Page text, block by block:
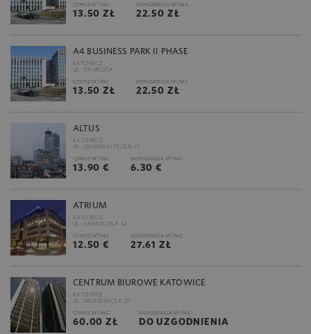
CZYNSZ M2 /M-C
13.50 ZŁ
EKSPLOATACJA M2 /M-C
22.50 ZŁ
A4 BUSINESS PARK II PHASE
KATOWICE
UL. DAMROTA
CZYNSZ M2 /M-C
13.50 ZŁ
EKSPLOATACJA M2 /M-C
22.50 ZŁ
ALTUS
KATOWICE
UL. UNIWERSYTECKA 13
CZYNSZ M2 /M-C
13.90 €
EKSPLOATACJA M2 /M-C
6.30 €
ATRIUM
KATOWICE
UL. GRANICZNA 54
CZYNSZ M2 /M-C
12.50 €
EKSPLOATACJA M2 /M-C
27.61 ZŁ
CENTRUM BIUROWE KATOWICE
KATOWICE
UL. MICKIEWICZA 29
CZYNSZ M2 /M-C
60.00 ZŁ
EKSPLOATACJA M2 /M-C
DO UZGODNIENIA